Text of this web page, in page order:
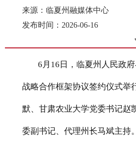
来源：临夏州融媒体中心
发布时间：2026-06-16
6月16日，临夏州人民政
战略合作框架协议签约仪式举
默、甘肃农业大学党委书记赵
委副书记、代理州长马斌主持。